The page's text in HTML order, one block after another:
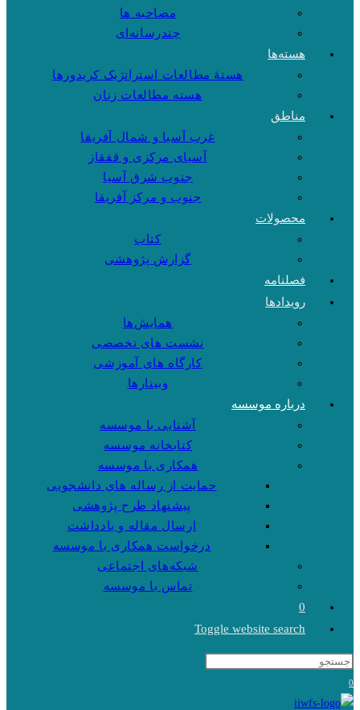
مصاحبه ها
چندرسانه‌ای
هسته‌ها
هستهٔ مطالعات استراتژیک کریدورها
هسته مطالعات زنان
مناطق
غرب آسیا و شمال آفریقا
آسیای مرکزی و قفقاز
جنوب شرق آسیا
جنوب و مرکز آفریقا
محصولات
کتاب
گزارش پژوهشی
فصلنامه
رویدادها
همایش‌ها
نشست های تخصصی
کارگاه های آموزشی
وبینارها
درباره موسسه
آشنایی با موسسه
کتابخانه موسسه
همکاری با موسسه
حمایت از رساله های دانشجویی
پیشنهاد طرح پژوهشی
ارسال مقاله و یادداشت
درخواست همکاری با موسسه
شبکه‌های اجتماعی
تماس با موسسه
0
Toggle website search
0